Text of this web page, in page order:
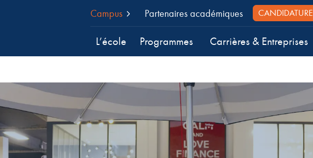
Campus Partenaires académiques CANDIDATURE
L’école Programmes Carrières & Entreprises